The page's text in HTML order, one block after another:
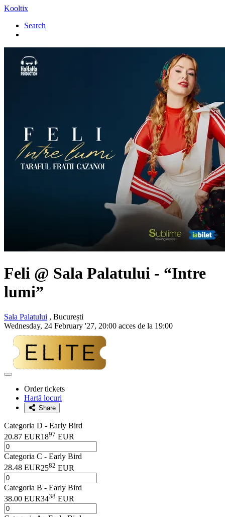
Kooltix
Search
Feli @ Sala Palatului - “Intre
lumi”
Sala Palatului , București
Wednesday, 24 February '27, 20:00 acces de la 19:00
Adaugă
favoriteOrder tickets
Hartă locuri
Share
Categoria D - Early Bird
20.87 EUR1897 EUR
Categoria C - Early Bird
28.48 EUR2582 EUR
Categoria B - Early Bird
38.00 EUR3438 EUR